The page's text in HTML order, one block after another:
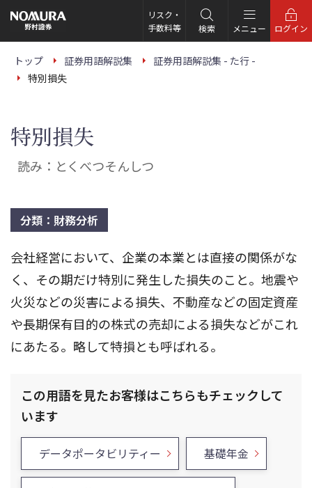
の
ー
リスク・
手数料等
検索 メニュー ログイン
トップ 証券用語解説集
証券用語解説集 - た行 -
特別損失
特別損失
読み：とくべつそんしつ
分類：財務分析
会社経営において、企業の本業とは直接の関係がな
く、その期だけ特別に発生した損失のこと。地震や
火災などの災害による損失、不動産などの固定資産
や長期保有目的の株式の売却による損失などがこれ
にあたる。略して特損とも呼ばれる。
この用語を見たお客様はこちらもチェックして
います
データポータビリティー 基礎年金